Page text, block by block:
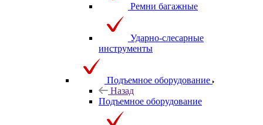
Ремни багажные
Ударно-слесарные
инструменты
Подъемное оборудование
Назад
Подъемное оборудование